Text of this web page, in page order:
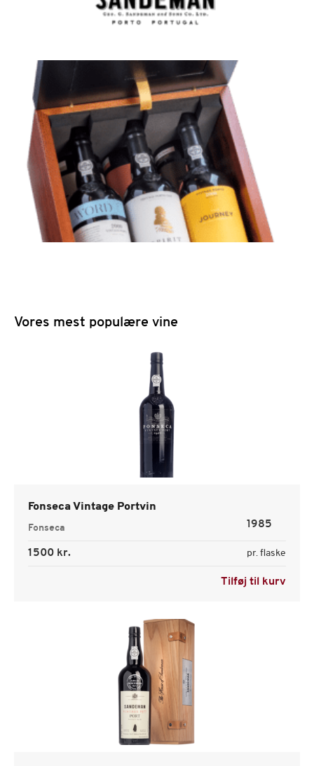
Vores mest populære vine
Fonseca Vintage Portvin
Fonseca 1985
1500 kr. pr. flaske
Tilføj til kurv